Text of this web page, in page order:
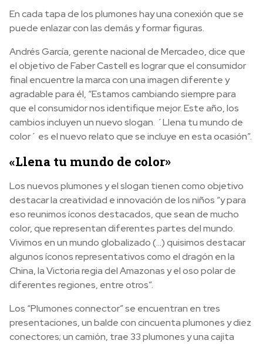
En cada tapa de los plumones hay una conexión que se
puede enlazar con las demás y formar figuras.
Andrés García, gerente nacional de Mercadeo, dice que
el objetivo de Faber Castell es lograr que el consumidor
final encuentre la marca con una imagen diferente y
agradable para él, “Estamos cambiando siempre para
que el consumidor nos identifique mejor. Este año, los
cambios incluyen un nuevo slogan. ´Llena tu mundo de
color´ es el nuevo relato que se incluye en esta ocasión”.
«Llena tu mundo de color»
Los nuevos plumones y el slogan tienen como objetivo
destacar la creatividad e innovación de los niños “y para
eso reunimos íconos destacados, que sean de mucho
color, que representan diferentes partes del mundo.
Vivimos en un mundo globalizado (…) quisimos destacar
algunos íconos representativos como el dragón en la
China, la Victoria regia del Amazonas y el oso polar de
diferentes regiones, entre otros”.
Los “Plumones connector” se encuentran en tres
presentaciones, un balde con cincuenta plumones y diez
conectores; un camión, trae 33 plumones y una cajita